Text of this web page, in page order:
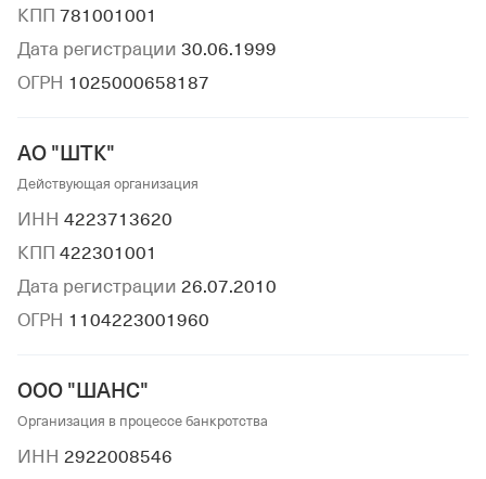
КПП 781001001
Дата регистрации 30.06.1999
ОГРН 1025000658187
АО "ШТК"
Действующая организация
ИНН 4223713620
КПП 422301001
Дата регистрации 26.07.2010
ОГРН 1104223001960
ООО "ШАНС"
Организация в процессе банкротства
ИНН 2922008546